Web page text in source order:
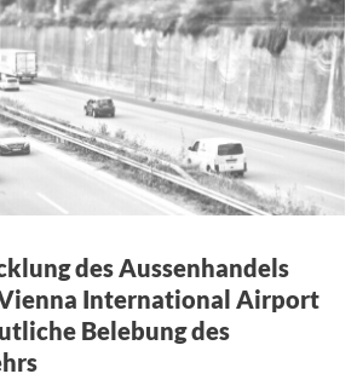
des Aussenhandels
International Airport
Belebung des